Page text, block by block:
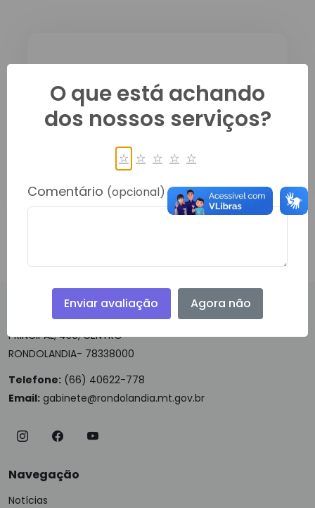
Documento:
ESCALA VIGIA DA UNIDADE BÁSICA
DE SAUDE HUERVETON BRUNO DA
SILVA - JULHO
PRINCIPAL, 450, CENTRO
RONDOLANDIA- 78338000
Telefone: (66) 40622-778
Email: gabinete@rondolandia.mt.gov.br
Navegação
Notícias
O que está achando
dos nossos serviços?
☆ ☆ ☆ ☆ ☆
Comentário (opcional)
Enviar avaliação Agora não